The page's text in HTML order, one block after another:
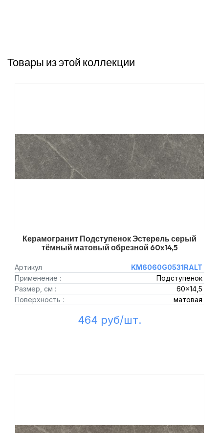
Товары из этой коллекции
Керамогранит Подступенок Эстерель серый
тёмный матовый обрезной 60x14,5
Артикул
KM6060G0531RALT
Применение :
Подступенок
Размер, см :
60x14,5
Поверхность :
матовая
464 руб/шт.